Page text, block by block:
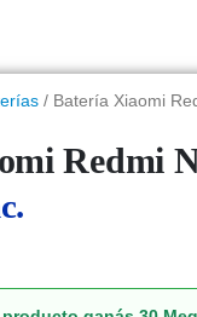
/ Batería Xiaomi
Redmi